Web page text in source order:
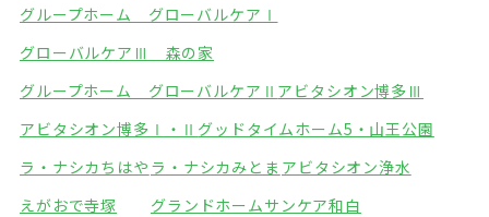
グループホーム グローバルケアⅠ
グローバルケアⅢ 森の家
グループホーム グローバルケアⅡ アビタシオン博多Ⅲ
アビタシオン博多Ⅰ・Ⅱ グッドタイムホーム5・山王公園
ラ・ナシカちはや ラ・ナシカみとま アビタシオン浄水
えがおで寺塚
グランドホームサンケア和白